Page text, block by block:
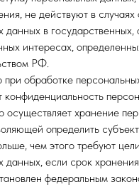
не действуют в случаях
данных в
интересах,
РФ.
при обработке
конфиденциальность
осуществляет хранение
определить
чем этого требуют
данных, если срок
федеральным